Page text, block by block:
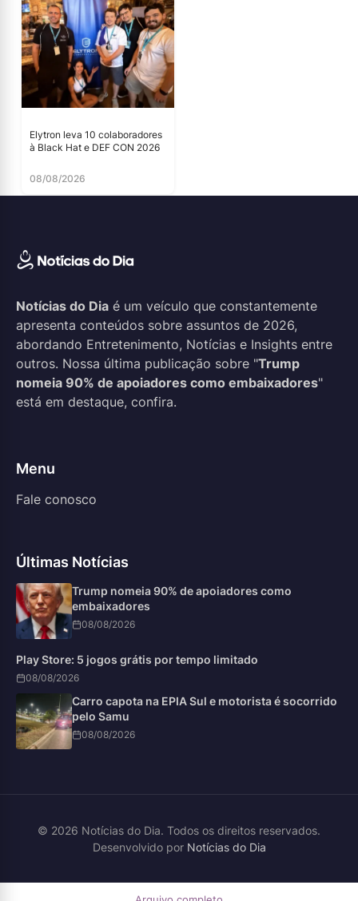
Elytron leva 10 colaboradores
à Black Hat e DEF CON 2026
08/08/2026
Notícias do Dia é um veículo que constantemente
apresenta conteúdos sobre assuntos de 2026,
abordando Entretenimento, Notícias e Insights entre
outros. Nossa última publicação sobre "Trump
nomeia 90% de apoiadores como embaixadores"
está em destaque, confira.
Menu
Fale conosco
Últimas Notícias
Trump nomeia 90% de apoiadores como
embaixadores
08/08/2026
Play Store: 5 jogos grátis por tempo limitado
08/08/2026
Carro capota na EPIA Sul e motorista é socorrido
pelo Samu
08/08/2026
© 2026 Notícias do Dia. Todos os direitos reservados.
Desenvolvido por Notícias do Dia